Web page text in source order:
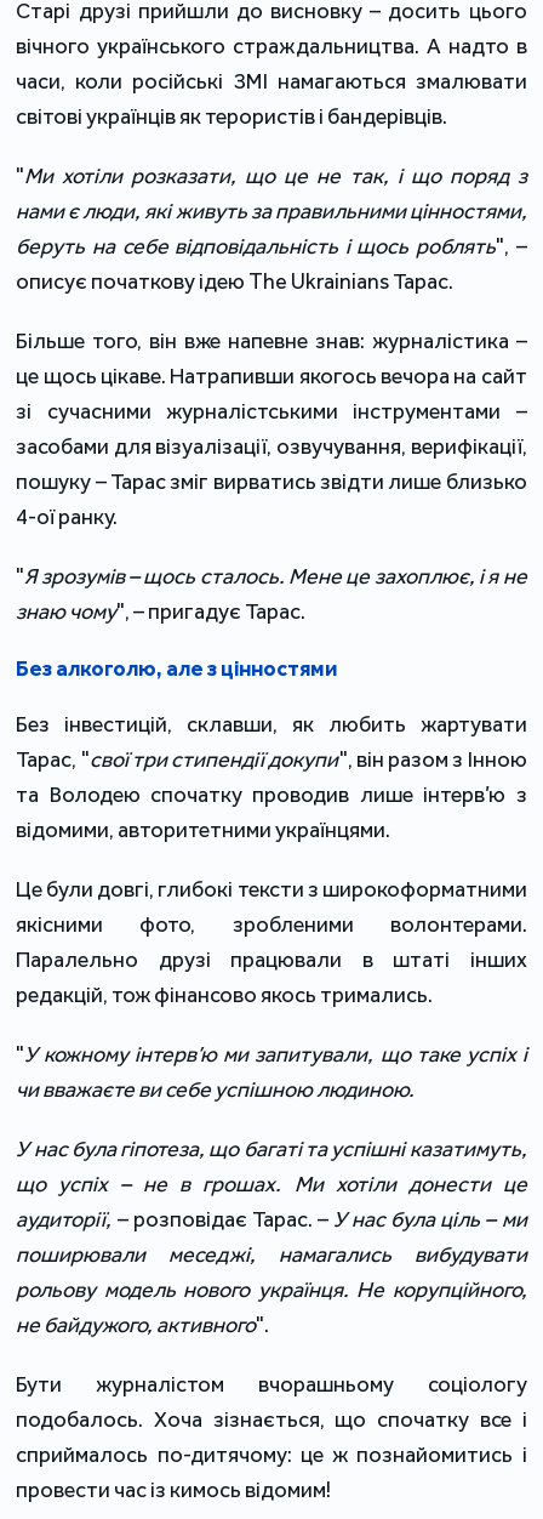
Старі друзі прийшли до висновку – досить цього
вічного українського страждальництва. А надто в
часи, коли російські ЗМІ намагаються змалювати
світові українців як терористів і бандерівців.
"Ми хотіли розказати, що це не так, і що поряд з
нами є люди, які живуть за правильними цінностями,
беруть на себе відповідальність і щось роблять", –
описує початкову ідею The Ukrainians Тарас.
Більше того, він вже напевне знав: журналістика –
це щось цікаве. Натрапивши якогось вечора на сайт
зі сучасними журналістськими інструментами –
засобами для візуалізації, озвучування, верифікації,
пошуку – Тарас зміг вирватись звідти лише близько
4-ої ранку.
"Я зрозумів – щось сталось. Мене це захоплює, і я не
знаю чому", – пригадує Тарас.
Без алкоголю, але з цінностями
Без інвестицій, склавши, як любить жартувати
Тарас, "свої три стипендії докупи", він разом з Інною
та Володею спочатку проводив лише інтерв’ю з
відомими, авторитетними українцями.
Це були довгі, глибокі тексти з широкоформатними
якісними фото, зробленими волонтерами.
Паралельно друзі працювали в штаті інших
редакцій, тож фінансово якось тримались.
"У кожному інтерв’ю ми запитували, що таке успіх і
чи вважаєте ви себе успішною людиною.
У нас була гіпотеза, що багаті та успішні казатимуть,
що успіх – не в грошах. Ми хотіли донести це
аудиторії, – розповідає Тарас. – У нас була ціль – ми
поширювали меседжі, намагались вибудувати
рольову модель нового українця. Не корупційного,
не байдужого, активного".
Бути журналістом вчорашньому соціологу
подобалось. Хоча зізнається, що спочатку все і
сприймалось по-дитячому: це ж познайомитись і
провести час із кимось відомим!